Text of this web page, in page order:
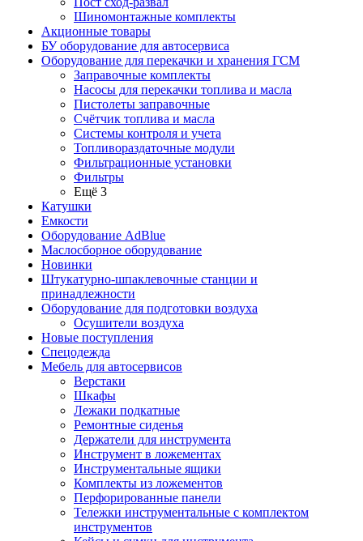
Шиномонтажные комплекты
Акционные товары
БУ оборудование для автосервиса
Оборудование для перекачки и хранения ГСМ
Заправочные комплекты
Насосы для перекачки топлива и масла
Пистолеты заправочные
Счётчик топлива и масла
Системы контроля и учета
Топливораздаточные модули
Фильтрационные установки
Фильтры
Ещё 3
Катушки
Емкости
Оборудование AdBlue
Маслосборное оборудование
Новинки
Штукатурно-шпаклевочные станции и
принадлежности
Оборудование для подготовки воздуха
Осушители воздуха
Новые поступления
Спецодежда
Мебель для автосервисов
Верстаки
Шкафы
Лежаки подкатные
Ремонтные сиденья
Держатели для инструмента
Инструмент в ложементах
Инструментальные ящики
Комплекты из ложементов
Перфорированные панели
Тележки инструментальные с комплектом
инструментов